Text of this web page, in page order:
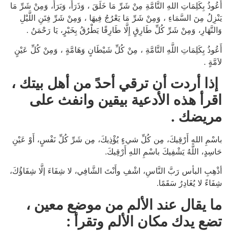
أَعُوذُ بِكَلِمَاتِ اللهِ التَّامَّةِ مِنْ شَرِّ مَا خَلَقَ ، وَذَرَأَ، وَبَرَأَ، وَمِنْ شَرِّ مَا
يَنْزِلُ مِنَ السَّمَاءِ ، وَمِنْ شَرِّ مَا يَعْرُجُ فِيهَا ، وَمِنْ شَرِّ فِتَنِ اللَّيْلِ
وَالنَّهَارِ، وَمِنْ شَرِّ كُلِّ طَارِقٍ إِلَّا طَارِقًا يَطْرُقُ بِخَيْرٍ، يَا رَحْمَنُ .
أَعُوذُ بِكَلِمَاتِ اللَّهِ التَّامَّةِ ، مِنْ كُلِّ شَيْطَانٍ وَهَامَّةٍ ، وَمِنْ كُلِّ عَيْنٍ
لاَمَّةٍ .
إذا أردت أن ترقي أحدً من أهل بيتك ،
اقرأ هذه الأدعية بيقين وانفث على
مريضك .
باسْمِ اللهِ أَرْقِيكَ، مِن كُلِّ شيءٍ يُؤْذِيكَ، مِن شَرِّ كُلِّ نَفْسٍ، أَوْ عَيْنِ
حَاسِدٍ، اللَّهُ يَشْفِيكَ باسْمِ اللهِ أَرْقِيكَ.
أذْهِبِ البأس رَبَّ النَّاسِ، اشْفِ وأَنْتَ الشَّافِي، لا شِفَاءَ إلَّا شِفَاؤُكَ،
شِفَاءً لا يُغَادِرُ سَقَمًا.
ما يقال عند الألم من موضع معين ،
تضع يدك مكان الألم وتقرأ :